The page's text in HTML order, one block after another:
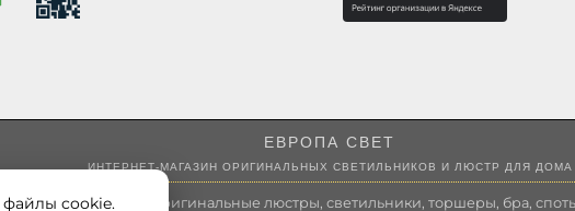
ЕВРОПА СВЕТ
ИНТЕРНЕТ-МАГАЗИН ОРИГИНАЛЬНЫХ СВЕТИЛЬНИКОВ И ЛЮСТР ДЛЯ ДОМА
продает в России оригинальные люстры, светильники, торшеры, бра,
cookie.